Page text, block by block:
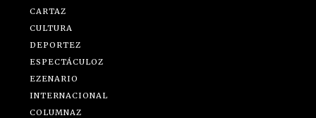
CARTAZ
CULTURA
DEPORTEZ
ESPECTÁCULOZ
EZENARIO
INTERNACIONAL
COLUMNAZ